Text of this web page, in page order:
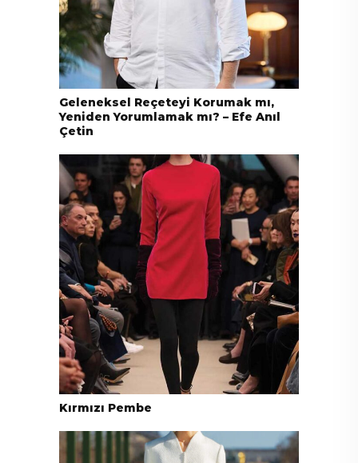
Geleneksel Reçeteyi Korumak mı,
Yeniden Yorumlamak mı? – Efe Anıl
Çetin
Kırmızı Pembe